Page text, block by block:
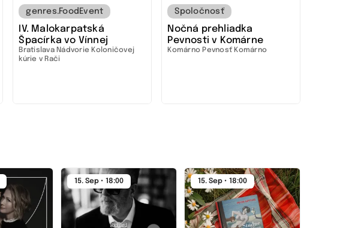
genres.FoodEvent
IV. Malokarpatská
Špacírka vo Vínnej
záhrade
BratislavaNádvorie Koloničovej
kúrie v Rači
Spoločnosť
Nočná prehliadka
Pevnosti v Komárne
Komárno Pevnosť Komárno
15. Sep • 18:00 15. Sep • 18:00